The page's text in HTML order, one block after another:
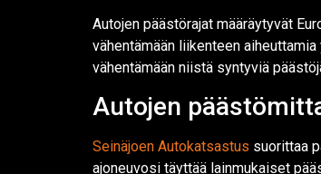
Autojen päästörajat määräytyvät
vähentämään liikenteen
vähentämään niistä syntyviä
Autojen
Seinäjoen Autokatsastus suorittaa
ajoneuvosi täyttää lainmukaiset